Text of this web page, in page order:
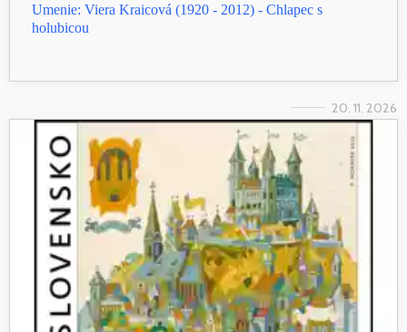
Umenie: Viera Kraicová (1920 - 2012) - Chlapec s
holubicou
20. 11. 2026